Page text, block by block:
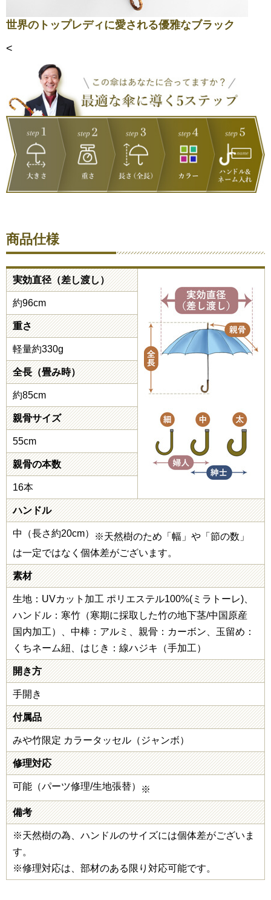
世界のトップレディに愛される優雅なブラック
<
商品仕様
実効直径（差し渡し）
約96cm
重さ
軽量約330g
全長（畳み時）
約85cm
親骨サイズ
55cm
親骨の本数
16本
ハンドル
中（長さ約20cm）
※天然樹のため「幅」や「節の数」
は一定ではなく個体差がございます。
素材
生地：UVカット加工 ポリエステル100%(ミラトーレ)、
ハンドル：寒竹（寒期に採取した竹の地下茎/中国原産
国内加工）、中棒：アルミ、親骨：カーボン、玉留め：
くちネーム紐、はじき：線ハジキ（手加工）
開き方
手開き
付属品
みや竹限定 カラータッセル（ジャンボ）
修理対応
可能（パーツ修理/生地張替） ※
備考
※天然樹の為、ハンドルのサイズには個体差がございま
す。
※修理対応は、部材のある限り対応可能です。